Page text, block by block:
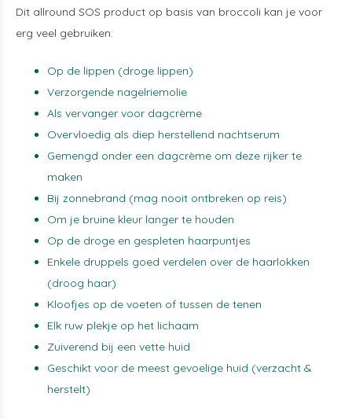
Dit allround SOS product op basis van broccoli kan je voor
erg veel gebruiken:
Op de lippen (droge lippen)
Verzorgende nagelriemolie
Als vervanger voor dagcrème
Overvloedig als diep herstellend nachtserum
Gemengd onder een dagcrème om deze rijker te
maken
Bij zonnebrand (mag nooit ontbreken op reis)
Om je bruine kleur langer te houden
Op de droge en gespleten haarpuntjes
Enkele druppels goed verdelen over de haarlokken
(droog haar)
Kloofjes op de voeten of tussen de tenen
Elk ruw plekje op het lichaam
Zuiverend bij een vette huid
Geschikt voor de meest gevoelige huid (verzacht &
herstelt)